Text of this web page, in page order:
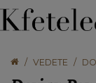
VEDETE